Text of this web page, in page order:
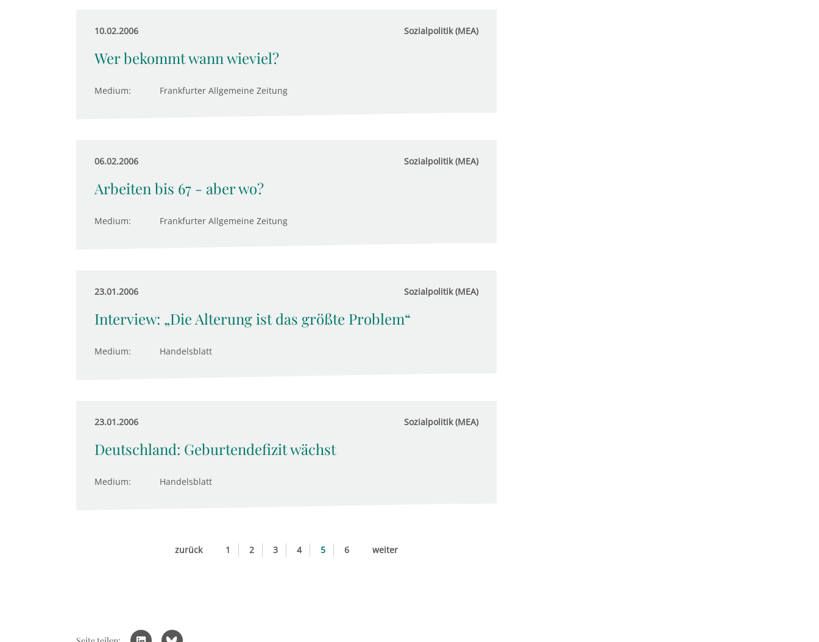
10.02.2006 Sozialpolitik (MEA)
Wer bekommt wann wieviel?
Medium: Frankfurter Allgemeine Zeitung
06.02.2006 Sozialpolitik (MEA)
Arbeiten bis 67 - aber wo?
Medium: Frankfurter Allgemeine Zeitung
23.01.2006 Sozialpolitik (MEA)
Interview: „Die Alterung ist das größte Problem“
Medium: Handelsblatt
23.01.2006 Sozialpolitik (MEA)
Deutschland: Geburtendefizit wächst
Medium: Handelsblatt
zurück 1 2 3 4 5 6 weiter